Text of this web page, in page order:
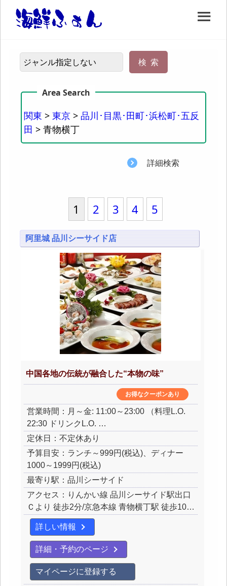
関東 > 東京 > 品川･目黒･田町･浜松町･五反
田 > 青物横丁
詳細検索
1 2 3 4 5
阿里城 品川シーサイド店
中国各地の伝統が融合した“本物の味”
お得なクーポンあり
営業時間：月～金: 11:00～23:00 （料理L.O.
22:30 ドリンクL.O. …
定休日：不定休あり
予算目安：ランチ～999円(税込)、ディナー
1000～1999円(税込)
最寄り駅：品川シーサイド
アクセス：りんかい線 品川シーサイド駅出口
Ｃより 徒歩2分/京急本線 青物横丁駅 徒歩10…
詳しい情報
詳細・予約のページ
マイページに登録する